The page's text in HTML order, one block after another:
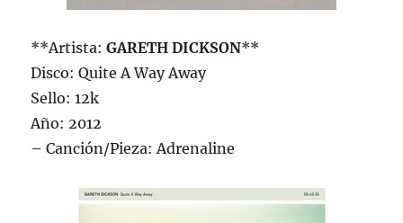
**Artista:GARETH DICKSON**
Disco: Quite A Way Away
Sello: 12k
Año: 2012
– Canción/Pieza: Adrenaline